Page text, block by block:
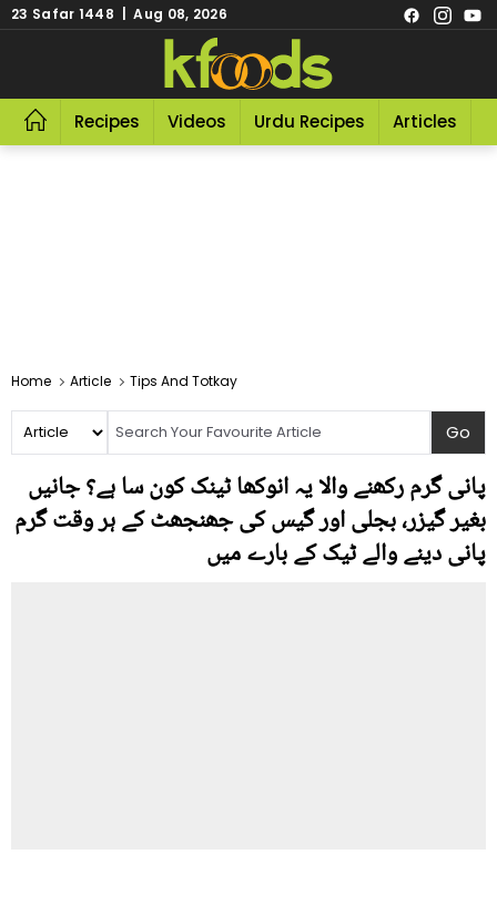
23 Safar 1448 | Aug 08, 2026
Recipes Videos Urdu Recipes Articles
Home Article Tips And Totkay
پانی گرم رکھنے والا یہ انوکھا ٹینک کون سا ہے؟ جانیں
بغیر گیزر، بجلی اور گیس کی جھنجھٹ کے ہر وقت گرم
پانی دینے والے ٹیک کے بارے میں